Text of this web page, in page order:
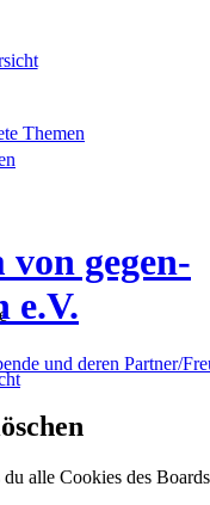
Themen
gegen-
e.V.
und deren Partner/
alle Cookies des